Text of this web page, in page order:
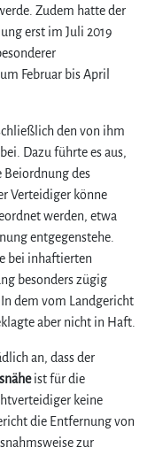
Zudem hatte der
erst im Juli 2019
Februar bis April
den von ihm
Dazu führte es aus,
Beiordnung des
Verteidiger könne
werden, etwa
entgegenstehe.
bei inhaftierten
besonders zügig
dem vom Landgericht
aber nicht in Haft.
an, dass der
ist für die
keine
die Entfernung von
zur